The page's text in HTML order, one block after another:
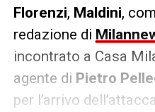
Florenzi, Maldini,
redazione di
incontrato a Casa
agente di Pietro
per l’arrivo